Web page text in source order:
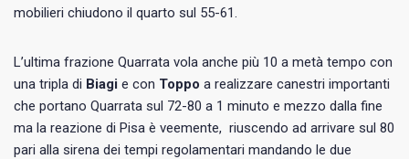
mobilieri chiudono il quarto sul 55-61.
L’ultima frazione Quarrata vola anche più 10 a metà tempo con
una tripla di Biagi e con Toppo a realizzare canestri importanti
che portano Quarrata sul 72-80 a 1 minuto e mezzo dalla fine
ma la reazione di Pisa è veemente, riuscendo ad arrivare sul 80
pari alla sirena dei tempi regolamentari mandando le due